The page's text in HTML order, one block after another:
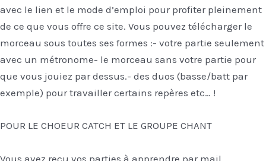
avec le lien et le mode d’emploi pour profiter pleinement
de ce que vous offre ce site. Vous pouvez télécharger le
morceau sous toutes ses formes :- votre partie seulement
avec un métronome- le morceau sans votre partie pour
que vous jouiez par dessus.- des duos (basse/batt par
exemple) pour travailler certains repères etc… !
POUR LE CHOEUR CATCH ET LE GROUPE CHANT
Vous avez reçu vos parties à apprendre par mail.